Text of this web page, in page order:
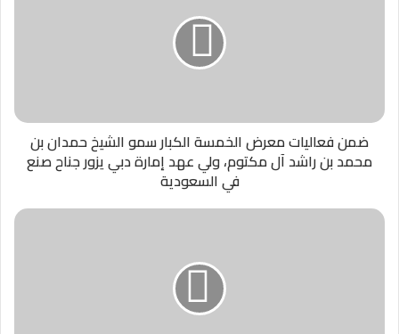
ضمن فعاليات معرض الخمسة الكبار سمو الشيخ حمدان بن
محمد بن راشد آل مكتوم، ولي عهد إمارة دبي يزور جناح صنع
في السعودية